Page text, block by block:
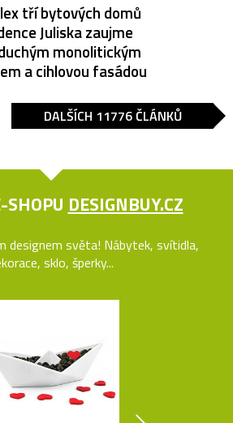
tří bytových domů
Juliska zaujme
monolitickým
a cihlovou fasádou
DALŠÍCH 11776 ČLÁNKŮ
SHOPU DESIGNBUY.CZ
designem světa! Nábytek, svítidla,
sklo, šperky...